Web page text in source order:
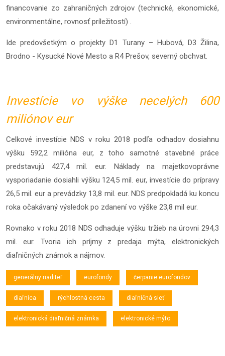
financovanie zo zahraničných zdrojov (technické, ekonomické,
environmentálne, rovnosť príležitostí) .
Ide predovšetkým o projekty D1 Turany – Hubová, D3 Žilina,
Brodno - Kysucké Nové Mesto a R4 Prešov, severný obchvat.
Investície vo výške necelých 600
miliónov eur
Celkové investície NDS v roku 2018 podľa odhadov dosiahnu
výšku 592,2 milióna eur, z toho samotné stavebné práce
predstavujú 427,4 mil. eur. Náklady na majetkovoprávne
vysporiadanie dosiahli výšku 124,5 mil. eur, investície do prípravy
26,5 mil. eur a prevádzky 13,8 mil. eur. NDS predpokladá ku koncu
roka očakávaný výsledok po zdanení vo výške 23,8 mil eur.
Rovnako v roku 2018 NDS odhaduje výšku tržieb na úrovni 294,3
mil. eur. Tvoria ich príjmy z predaja mýta, elektronických
diaľničných známok a nájmov.
generálny riaditeľ eurofondy čerpanie eurofondov
diaľnica rýchlostná cesta diaľničná sieť
elektronická diaľničná známka elektronické mýto